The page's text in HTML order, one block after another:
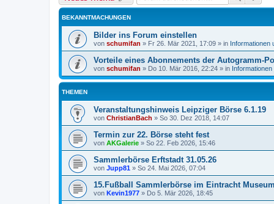
BEKANNTMACHUNGEN
Bilder ins Forum einstellen
von schumifan » Fr 26. Mär 2021, 17:09 » in Informationen
Vorteile eines Abonnements der Autogramm-
von schumifan » Do 10. Mär 2016, 22:24 » in
THEMEN
Veranstaltungshinweis Leipziger Börse 6.1.19
von ChristianBach » So 30. Dez 2018, 14:07
Termin zur 22. Börse steht fest
von AKGalerie » So 22. Feb 2026, 15:46
Sammlerbörse Erftstadt 31.05.26
von Jupp81 » So 24. Mai 2026, 07:04
15.Fußball Sammlerbörse im Eintracht Museum
von Kevin1977 » Do 5. Mär 2026, 18:45